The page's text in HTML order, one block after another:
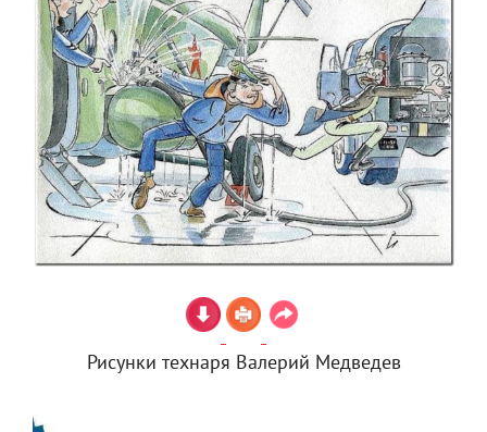
Рисунки технаря Валерий Медведев